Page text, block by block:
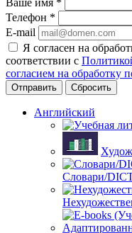
Телефон *
E-mail
Я согласен на
соответствии с
согласием на обработку
Сбросить
Английский
Словари/